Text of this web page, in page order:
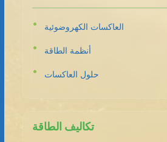
العاكسات الكهروضوئية
أنظمة الطاقة
حلول العاكسات
تكاليف الطاقة